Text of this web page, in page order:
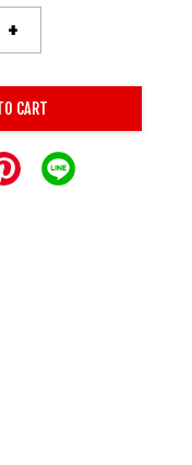
+
CART